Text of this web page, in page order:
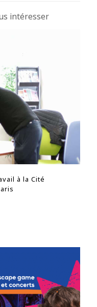
intéresser
à la Cité